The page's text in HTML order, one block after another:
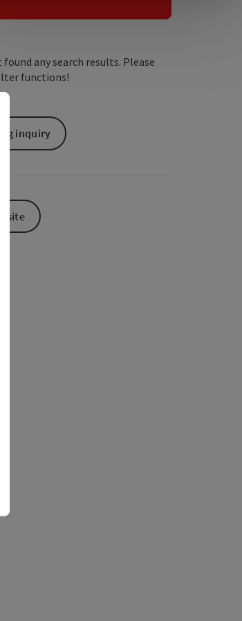
found any search results. Please
functions!
inquiry
language - Open menu